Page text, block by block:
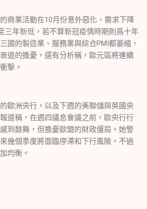
商業活動在10月份意外惡化，需求下降
三年新低，若不算新冠疫情時期則爲十年
國的製造業、服務業與綜合PMI都萎縮，
退的擔憂，還有分析稱，歐元區將連續
擊。
歐洲央行，以及下週的美聯儲與英國央
道稱，在週四議息會議之前，歐央行行
到鼓舞，但擔憂歐盟的財政僵局。她警
幾個季度將面臨停滯和下行風險，不過
均衡。